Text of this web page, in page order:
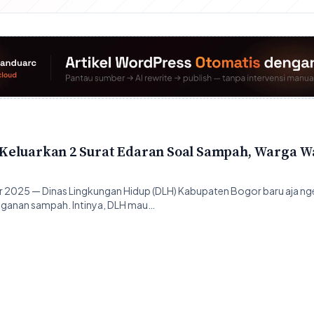
2 Surat Edaran Soal Sampah, Warga
— Dinas Lingkungan Hidup (DLH) Kabupaten Bogor baru aja
sampah. Intinya, DLH mau…